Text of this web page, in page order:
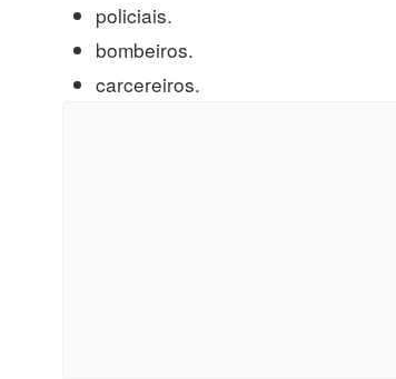
policiais.
bombeiros.
carcereiros.